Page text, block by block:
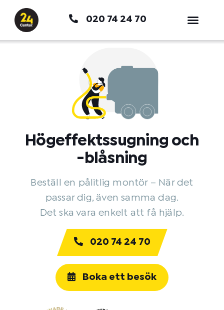
innehåll
020 74 24 70
Högeffektssugning och
-blåsning
Beställ en pålitlig montör – När det
passar dig, även samma dag.
Det ska vara enkelt att få hjälp.
020 74 24 70
Boka ett besök